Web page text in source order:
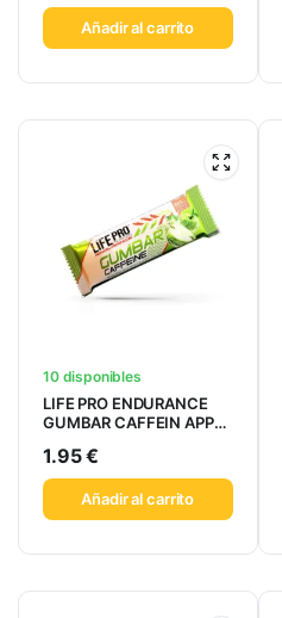
Añadir al carrito
10 disponibles
LIFE PRO ENDURANCE
GUMBAR CAFFEIN APPLE
1.95€
Añadir al carrito